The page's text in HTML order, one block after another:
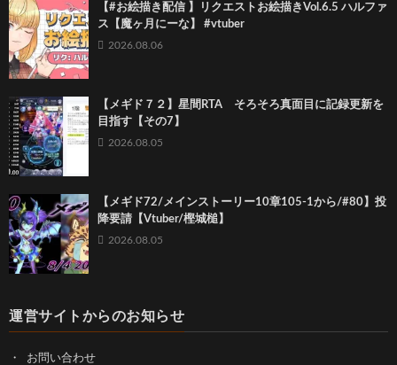
【#お絵描き配信 】リクエストお絵描きVol.6.5 ハルファ
ス【魔ヶ月にーな】 #vtuber
2026.08.06
【メギド７２】星間RTA そろそろ真面目に記録更新を
目指す【その7】
2026.08.05
【メギド72/メインストーリー10章105-1から/#80】投
降要請【Vtuber/樫城槌】
2026.08.05
運営サイトからのお知らせ
お問い合わせ